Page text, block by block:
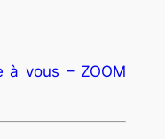
à vous – ZOOM